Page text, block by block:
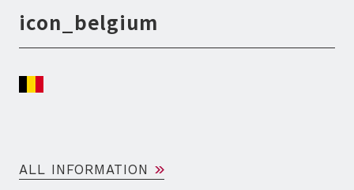
icon_belgium
ALL INFORMATION